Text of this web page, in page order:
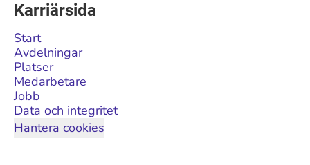
Karriärsida
Start
Avdelningar
Platser
Medarbetare
Jobb
Data och integritet
Hantera cookies